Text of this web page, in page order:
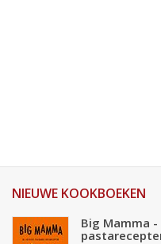
NIEUWE KOOKBOEKEN
Big Mamma